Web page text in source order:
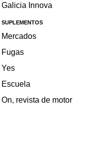
Galicia Innova
SUPLEMENTOS
Mercados
Fugas
Yes
Escuela
On, revista de motor